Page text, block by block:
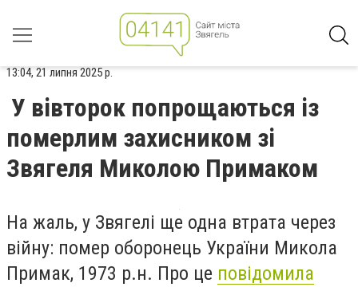
13:04, 21 липня 2025 р.
У вівторок попрощаються із
померлим захисником зі
Звягеля Миколою Примаком
На жаль, у Звягелі ще одна втрата через
війну: помер оборонець України Микола
Примак, 1973 р.н. Про це повідомила